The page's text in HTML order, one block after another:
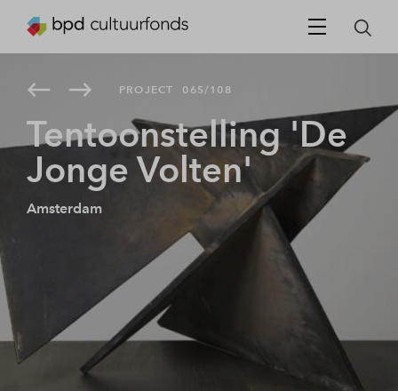
PROJECT 065/108
Tentoonstelling 'De
Jonge Volten'
Amsterdam